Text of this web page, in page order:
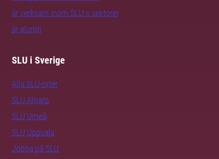
är verksam inom SLU:s sektorer
är alumn
SLU i Sverige
Alla SLU-orter
SLU Alnarp
SLU Umeå
SLU Uppsala
Jobba på SLU